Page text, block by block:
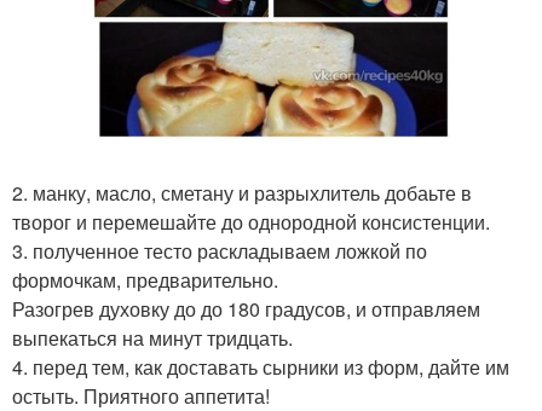
2. манку, масло, сметану и разрыхлитель добаьте в
творог и перемешайте до однородной консистенции.
3. полученное тесто раскладываем ложкой по
формочкам, предварительно.
Разогрев духовку до до 180 градусов, и отправляем
выпекаться на минут тридцать.
4. перед тем, как доставать сырники из форм, дайте им
остыть. Приятного аппетита!